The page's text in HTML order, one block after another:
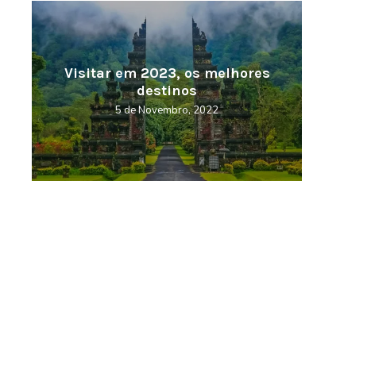
Cabo Verde – Terra da Morabeza
27 de Outubro, 2022